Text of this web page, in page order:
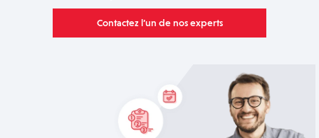
Contactez l’un de nos experts